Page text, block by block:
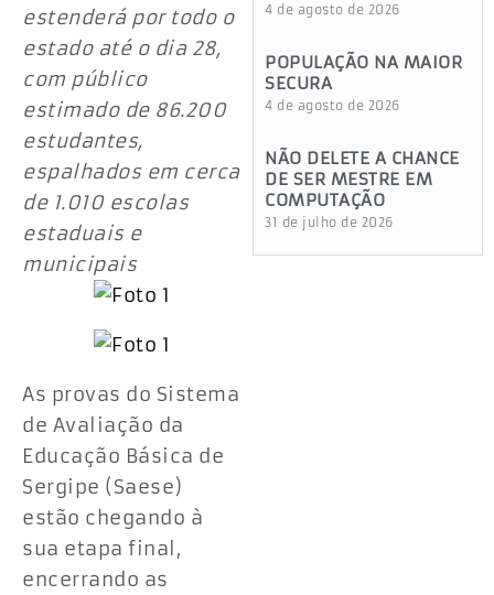
estenderá por todo o
estado até o dia 28,
com público
estimado de 86.200
estudantes,
espalhados em cerca
de 1.010 escolas
estaduais e
municipais
As provas do Sistema
de Avaliação da
Educação Básica de
Sergipe (Saese)
estão chegando à
sua etapa final,
encerrando as
4 de agosto de 2026
POPULAÇÃO NA MAIOR
SECURA
4 de agosto de 2026
NÃO DELETE A CHANCE
DE SER MESTRE EM
COMPUTAÇÃO
31 de julho de 2026